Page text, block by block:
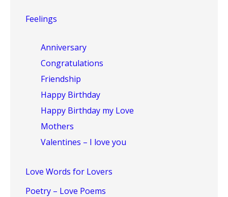
Feelings
Anniversary
Congratulations
Friendship
Happy Birthday
Happy Birthday my Love
Mothers
Valentines – I love you
Love Words for Lovers
Poetry – Love Poems